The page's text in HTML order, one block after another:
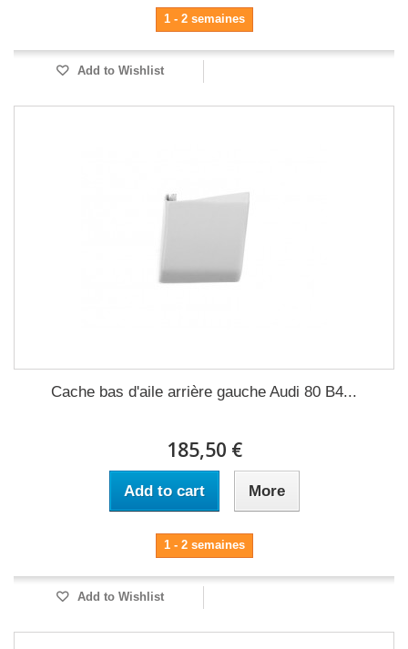
1 - 2 semaines
Add to Wishlist
Cache bas d'aile arrière gauche Audi 80 B4...
185,50 €
Add to cart More
1 - 2 semaines
Add to Wishlist